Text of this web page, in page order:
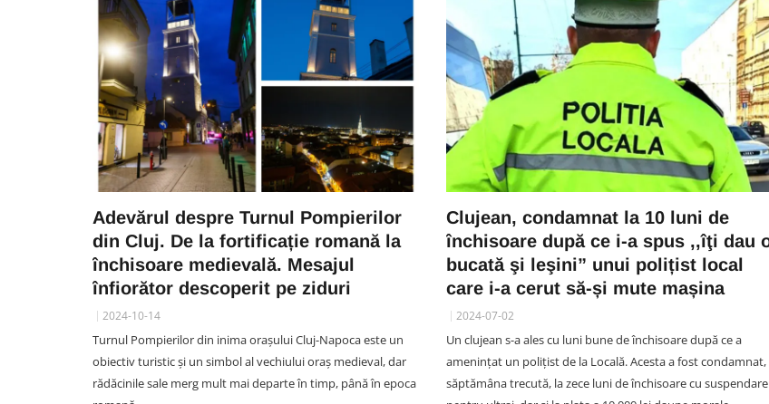
Adevărul despre Turnul Pompierilor
din Cluj. De la fortificație romană la
închisoare medievală. Mesajul
înfiorător descoperit pe ziduri
2024-10-14
Turnul Pompierilor din inima orașului Cluj-Napoca este un
obiectiv turistic și un simbol al vechiului oraș medieval, dar
rădăcinile sale merg mult mai departe în timp, până în epoca
Clujean, condamnat la 10 luni de
închisoare după ce i-a spus ,,îţi dau
bucată şi leşini” unui polițist local
care i-a cerut să-și mute mașina
2024-07-02
Un clujean s-a ales cu luni bune de închisoare după ce a
amenințat un polițist de la Locală. Acesta a fost condamnat,
săptămâna trecută, la zece luni de închisoare cu suspendare